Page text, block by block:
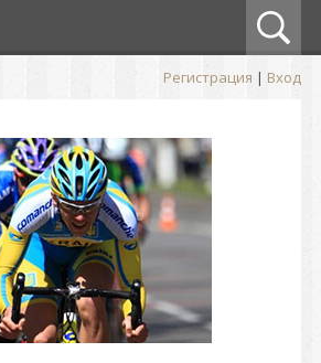
Регистрация | Вход